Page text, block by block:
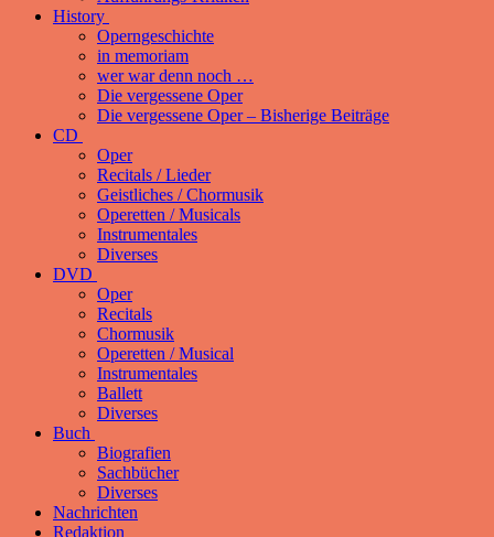
History
Operngeschichte
in memoriam
wer war denn noch …
Die vergessene Oper
Die vergessene Oper – Bisherige Beiträge
CD
Oper
Recitals / Lieder
Geistliches / Chormusik
Operetten / Musicals
Instrumentales
Diverses
DVD
Oper
Recitals
Chormusik
Operetten / Musical
Instrumentales
Ballett
Diverses
Buch
Biografien
Sachbücher
Diverses
Nachrichten
Redaktion